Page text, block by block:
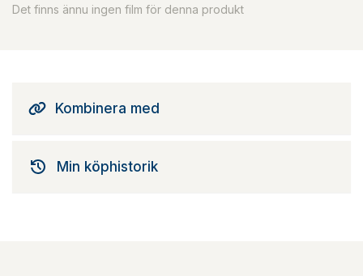
Det finns ännu ingen film för denna produkt
Kombinera med
Min köphistorik